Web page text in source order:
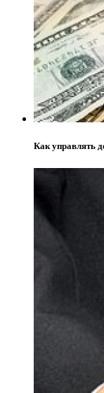
Как управлять